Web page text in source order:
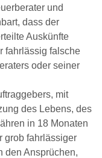
und
dass der
Auskünfte
fahrlässig falsche
oder seiner
mit
des Lebens, des
in 18 Monaten
grob fahrlässiger
den Ansprüchen,